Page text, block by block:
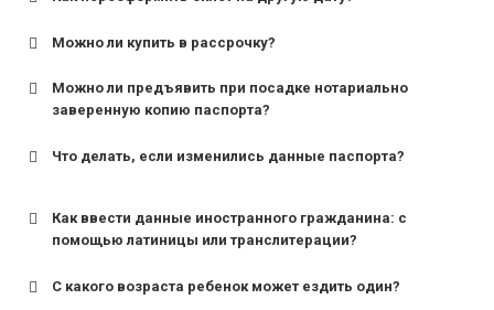
Можно ли купить в рассрочку?
Можно ли предъявить при посадке нотариально
заверенную копию паспорта?
Что делать, если изменились данные паспорта?
Как ввести данные иностранного гражданина: с
помощью латиницы или транслитерации?
С какого возраста ребенок может ездить один?